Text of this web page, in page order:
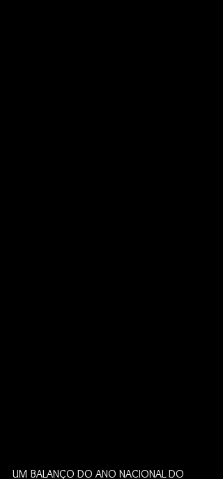
UM BALANÇO DO ANO NACIONAL DO